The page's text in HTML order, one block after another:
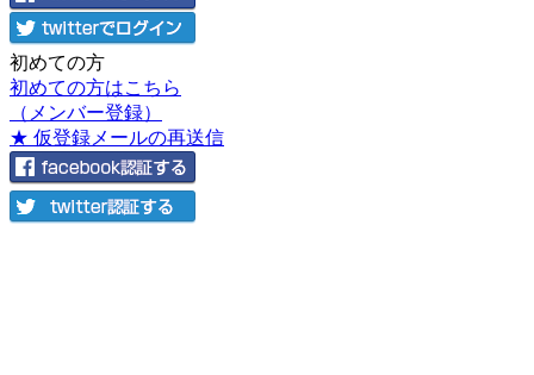
初めての方
初めての方はこちら
（メンバー登録）
★ 仮登録メールの再送信